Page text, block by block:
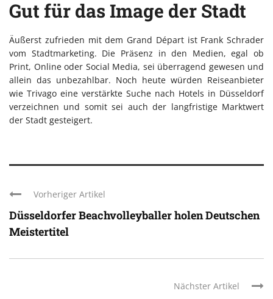
Gut für das Image der Stadt
Äußerst zufrieden mit dem Grand Départ ist Frank Schrader
vom Stadtmarketing. Die Präsenz in den Medien, egal ob
Print, Online oder Social Media, sei überragend gewesen und
allein das unbezahlbar. Noch heute würden Reiseanbieter
wie Trivago eine verstärkte Suche nach Hotels in Düsseldorf
verzeichnen und somit sei auch der langfristige Marktwert
der Stadt gesteigert.
Vorheriger Artikel
Düsseldorfer Beachvolleyballer holen Deutschen
Meistertitel
Nächster Artikel